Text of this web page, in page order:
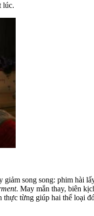
lúc.
song song: phim hài
. May mắn thay, biên
từng giúp hai thể loại